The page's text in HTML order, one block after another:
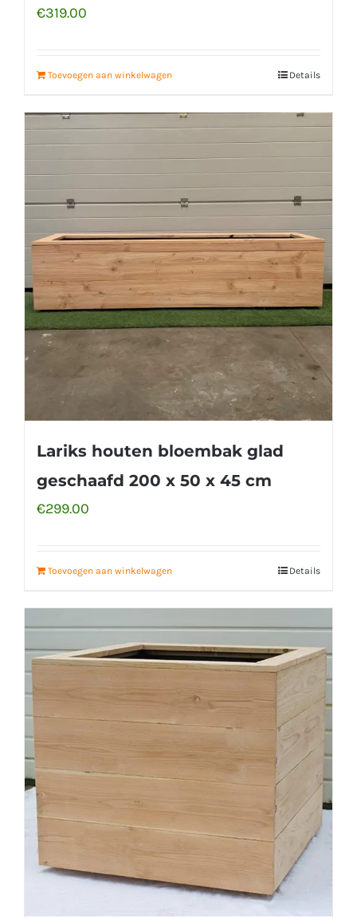
€319.00
Toevoegen aan winkelwagen Details
Lariks houten bloembak glad
geschaafd 200 x 50 x 45 cm
€299.00
Toevoegen aan winkelwagen Details